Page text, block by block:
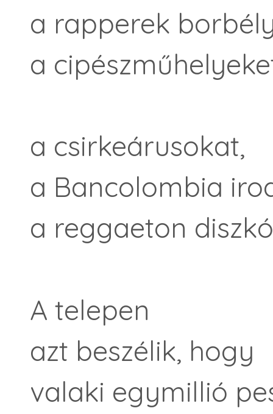
a rapperek
a
a csirkeárusokat,
a Bancolombia
a reggaeton
A telepen
azt beszélik, hogy
valaki egymillió